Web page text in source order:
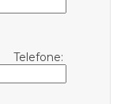
Telefone: